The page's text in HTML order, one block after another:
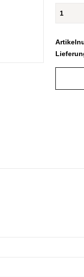
JOLT
Kids
Menge